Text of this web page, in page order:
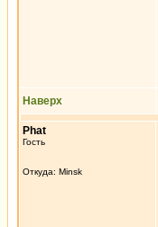
Наверх
Phat
Гость
Откуда: Minsk